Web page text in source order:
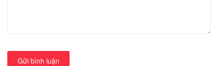
Gửi bình luận